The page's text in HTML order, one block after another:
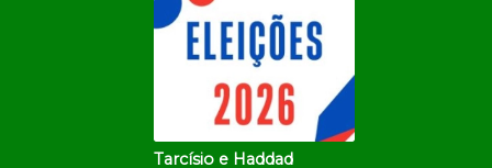
Tarcísio e Haddad